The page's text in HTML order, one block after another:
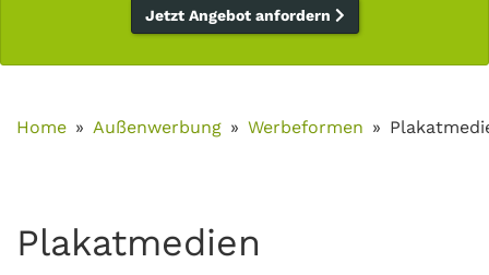
Jetzt Angebot anfordern
Home Außenwerbung Werbeformen
Plakatmedien